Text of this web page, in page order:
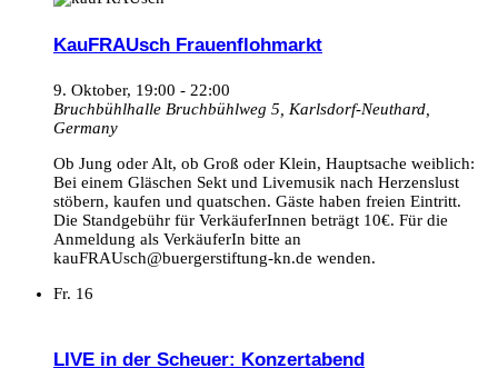
KauFRAUsch Frauenflohmarkt
9. Oktober, 19:00 - 22:00
Bruchbühlhalle Bruchbühlweg 5, Karlsdorf-Neuthard,
Germany
Ob Jung oder Alt, ob Groß oder Klein, Hauptsache weiblich:
Bei einem Gläschen Sekt und Livemusik nach Herzenslust
stöbern, kaufen und quatschen. Gäste haben freien Eintritt.
Die Standgebühr für VerkäuferInnen beträgt 10€. Für die
Anmeldung als VerkäuferIn bitte an
kauFRAUsch@buergerstiftung-kn.de wenden.
Fr. 16
LIVE in der Scheuer: Konzertabend